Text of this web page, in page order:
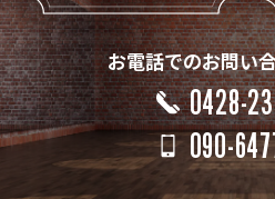
お電話でのお問い
0428-
090-